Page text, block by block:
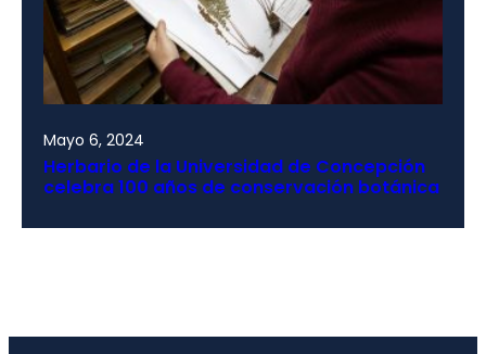
Mayo 6, 2024
Herbario de la Universidad de Concepción
celebra 100 años de conservación botánica